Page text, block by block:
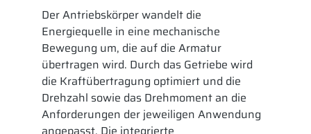
Der Antriebskörper wandelt die
Energiequelle in eine mechanische
Bewegung um, die auf die Armatur
übertragen wird. Durch das Getriebe wird
die Kraftübertragung optimiert und die
Drehzahl sowie das Drehmoment an die
Anforderungen der jeweiligen Anwendung